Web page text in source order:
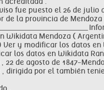
fue puesto el 26 de julio
Gobernador de la
Wikidata Mendoza (
y modificar los datos
los datos en Wikidata
de agosto de 1847-
dirigida por el también